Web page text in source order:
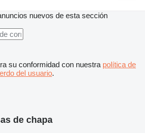
nuevos de esta sección
su conformidad con nuestra política de
del usuario.
de chapa